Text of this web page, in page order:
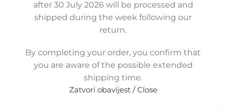
after 30 July 2026 will be processed and
shipped during the week following our
return.
By completing your order, you confirm that
you are aware of the possible extended
shipping time.
Zatvori obavijest / Close
11532245502, 1153-2245502EPHX
5-2-4/S/OB
Garancija: 2 god jamstva
60,00€ £ $ ¥ A$ £41.17EX VAT